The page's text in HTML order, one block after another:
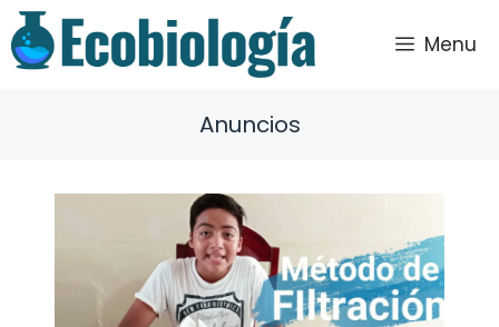
Saltar
al
contenido
Menu
Anuncios